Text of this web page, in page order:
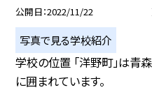
公開日 2022/11/22
写真で見る学校紹介
学校の位置 「洋野町」は青
に囲まれています。